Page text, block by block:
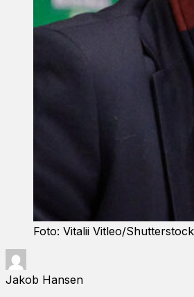
Foto: Vitalii Vitleo/Shutterstock
Jakob Hansen